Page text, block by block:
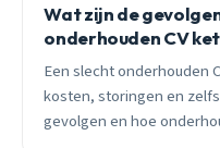
Wat zijn de
onderhouden CV
Een slecht onderhouden
kosten, storingen en
gevolgen en hoe